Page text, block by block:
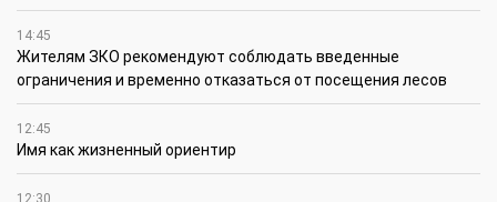
14:45
Жителям ЗКО рекомендуют соблюдать введенные
ограничения и временно отказаться от посещения лесов
12:45
Имя как жизненный ориентир
12:30